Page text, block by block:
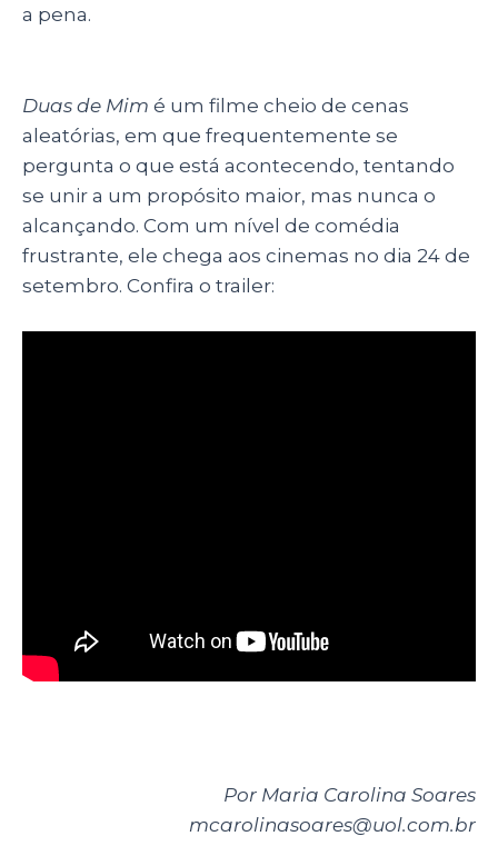
a pena.
Duas de Mim é um filme cheio de cenas
aleatórias, em que frequentemente se
pergunta o que está acontecendo, tentando
se unir a um propósito maior, mas nunca o
alcançando. Com um nível de comédia
frustrante, ele chega aos cinemas no dia 24 de
setembro. Confira o trailer:
Por Maria Carolina Soares
mcarolinasoares@uol.com.br